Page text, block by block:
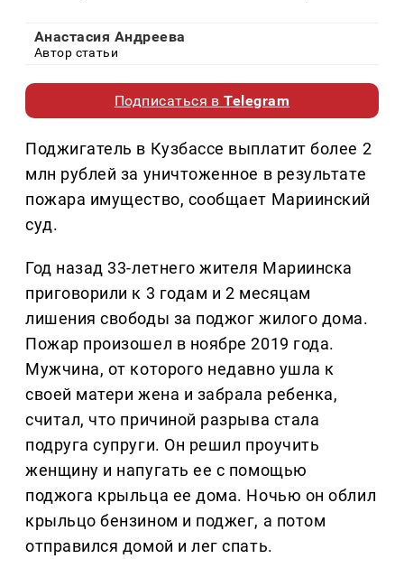
Анастасия Андреева
Автор статьи
Подписаться вTelegram
Поджигатель в Кузбассе выплатит более 2
млн рублей за уничтоженное в результате
пожара имущество, сообщает Мариинский
суд.
Год назад 33-летнего жителя Мариинска
приговорили к 3 годам и 2 месяцам
лишения свободы за поджог жилого дома.
Пожар произошел в ноябре 2019 года.
Мужчина, от которого недавно ушла к
своей матери жена и забрала ребенка,
считал, что причиной разрыва стала
подруга супруги. Он решил проучить
женщину и напугать ее с помощью
поджога крыльца ее дома. Ночью он облил
крыльцо бензином и поджег, а потом
отправился домой и лег спать.